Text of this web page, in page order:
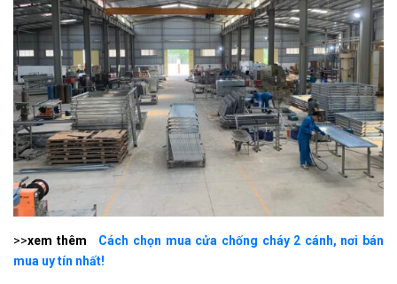
>>xem thêm
Cách chọn mua cửa chống cháy 2 cánh, nơi bán
mua uy tín nhất!